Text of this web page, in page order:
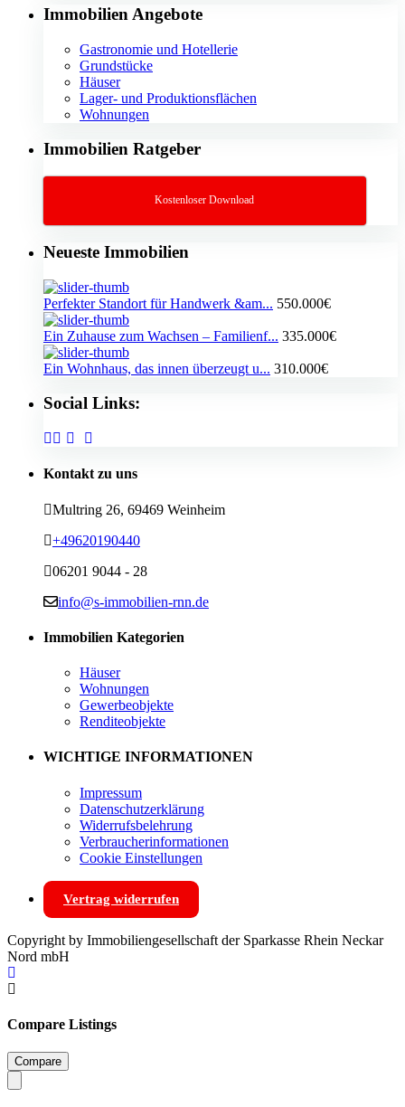
Immobilien Angebote
Gastronomie und Hotellerie
Grundstücke
Häuser
Lager- und Produktionsflächen
Wohnungen
Immobilien Ratgeber
Kostenloser Download
Neueste Immobilien
Perfekter Standort für Handwerk &am... 550.000€
Ein Zuhause zum Wachsen – Familienf... 335.000€
Ein Wohnhaus, das innen überzeugt u... 310.000€
Social Links:
Kontakt zu uns
Multring 26, 69469 Weinheim
+49620190440
06201 9044 - 28
info@s-immobilien-rnn.de
Immobilien Kategorien
Häuser
Wohnungen
Gewerbeobjekte
Renditeobjekte
WICHTIGE INFORMATIONEN
Impressum
Datenschutzerklärung
Widerrufsbelehrung
Verbraucherinformationen
Cookie Einstellungen
Vertrag widerrufen
Copyright by Immobiliengesellschaft der Sparkasse Rhein Neckar
Nord mbH
Compare Listings
Compare